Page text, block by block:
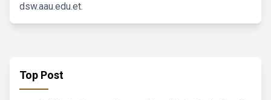
dsw.aau.edu.et.
Top Post